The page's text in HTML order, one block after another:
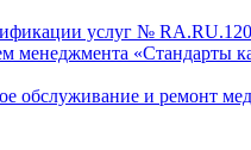
услуг №
менеджмента «Стандарты
обслуживание и ремонт